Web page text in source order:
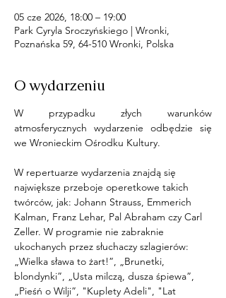
05 cze 2026, 18:00 – 19:00
Park Cyryla Sroczyńskiego | Wronki,
Poznańska 59, 64-510 Wronki, Polska
O wydarzeniu
W przypadku złych warunków
atmosferycznych wydarzenie odbędzie się
we Wronieckim Ośrodku Kultury.
W repertuarze wydarzenia znajdą się
największe przeboje operetkowe takich
twórców, jak: Johann Strauss, Emmerich
Kalman, Franz Lehar, Pal Abraham czy Carl
Zeller. W programie nie zabraknie
ukochanych przez słuchaczy szlagierów:
„Wielka sława to żart!”, „Brunetki,
blondynki”, „Usta milczą, dusza śpiewa”,
„Pieśń o Wilji”, "Kuplety Adeli", "Lat